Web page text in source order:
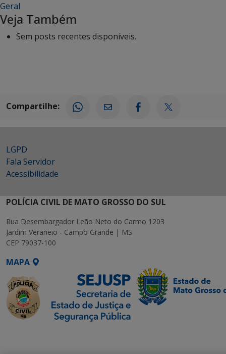
Geral
Veja Também
Sem posts recentes disponíveis.
Compartilhe:
LGPD
Fala Servidor
Acessibilidade
POLÍCIA CIVIL DE MATO GROSSO DO SUL
Rua Desembargador Leão Neto do Carmo 1203
Jardim Veraneio - Campo Grande | MS
CEP 79037-100
MAPA